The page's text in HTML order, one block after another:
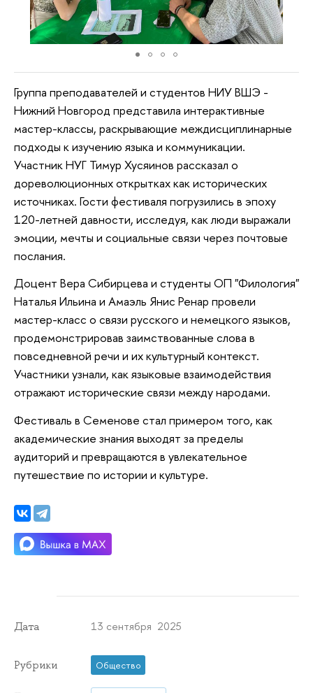
Группа преподавателей и студентов НИУ ВШЭ -
Нижний Новгород представила интерактивные
мастер-классы, раскрывающие междисциплинарные
подходы к изучению языка и коммуникации.
Участник НУГ Тимур Хусяинов рассказал о
дореволюционных открытках как исторических
источниках. Гости фестиваля погрузились в эпоху
120-летней давности, исследуя, как люди выражали
эмоции, мечты и социальные связи через почтовые
послания.
Доцент Вера Сибирцева и студенты ОП "Филология"
Наталья Ильина и Амаэль Янис Ренар провели
мастер-класс о связи русского и немецкого языков,
продемонстрировав заимствованные слова в
повседневной речи и их культурный контекст.
Участники узнали, как языковые взаимодействия
отражают исторические связи между народами.
Фестиваль в Семенове стал примером того, как
академические знания выходят за пределы
аудиторий и превращаются в увлекательное
путешествие по истории и культуре.
Дата 13 сентября 2025
Рубрики Общество